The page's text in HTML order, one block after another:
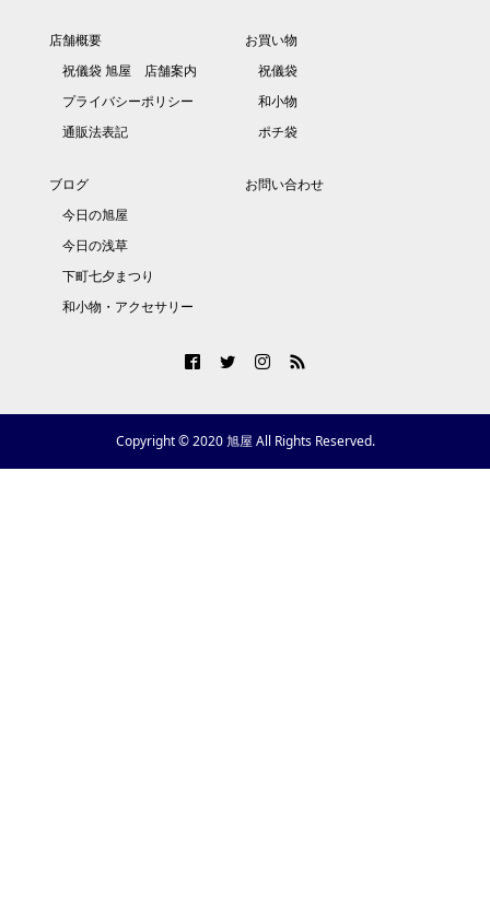
店舗概要
祝儀袋 旭屋 店舗案内
プライバシーポリシー
通販法表記
お買い物
祝儀袋
和小物
ポチ袋
ブログ
今日の旭屋
今日の浅草
下町七夕まつり
和小物・アクセサリー
お問い合わせ
Copyright © 2020 旭屋 All Rights Reserved.